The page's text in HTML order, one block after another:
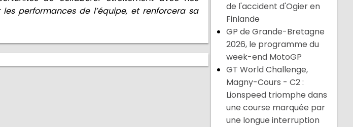
performances de l’équipe, et renforcera sa
de l'accident d'Ogier en
Finlande
GP de Grande-Bretagne
2026, le programme du
week-end MotoGP
GT World Challenge,
Magny-Cours - C2 :
Lionspeed triomphe dans
une course marquée par
une longue interruption